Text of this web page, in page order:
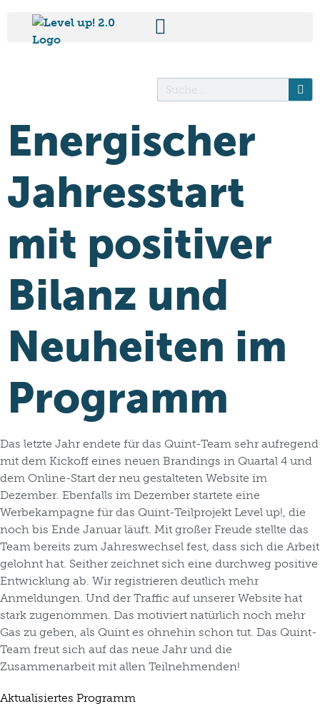
Energischer
Jahresstart
mit positiver
Bilanz und
Neuheiten im
Programm
Das letzte Jahr endete für das Quint-Team sehr aufregend
mit dem Kickoff eines neuen Brandings in Quartal 4 und
dem Online-Start der neu gestalteten Website im
Dezember. Ebenfalls im Dezember startete eine
Werbekampagne für das Quint-Teilprojekt Level up!, die
noch bis Ende Januar läuft. Mit großer Freude stellte das
Team bereits zum Jahreswechsel fest, dass sich die Arbeit
gelohnt hat. Seither zeichnet sich eine durchweg positive
Entwicklung ab. Wir registrieren deutlich mehr
Anmeldungen. Und der Traffic auf unserer Website hat
stark zugenommen. Das motiviert natürlich noch mehr
Gas zu geben, als Quint es ohnehin schon tut. Das Quint-
Team freut sich auf das neue Jahr und die
Zusammenarbeit mit allen Teilnehmenden!
Aktualisiertes Programm